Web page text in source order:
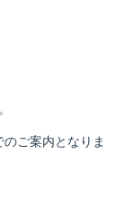
ご案内となりま